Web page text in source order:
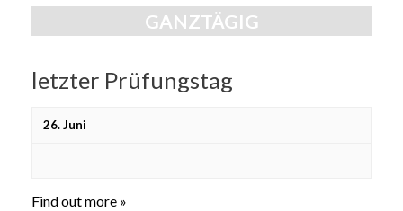
GANZTÄGIG
letzter Prüfungstag
26. Juni
Find out more »